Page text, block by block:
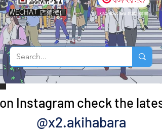
WECHAT 店鋪微信
Instagram check the
@x2.akihabara